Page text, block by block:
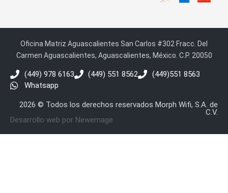
Oficina Matriz Aguascalientes San Carlos #302 Fracc. Del
Carmen Aguascalientes, Aguascalientes, México. C.P. 20050
(449) 978 6163 (449) 551 8562
(449)551 8563
Whatsapp
2026 © Todos los derechos reservados Morph Wifi, S.A. de
C.V.
Desarrollo web por Newemage